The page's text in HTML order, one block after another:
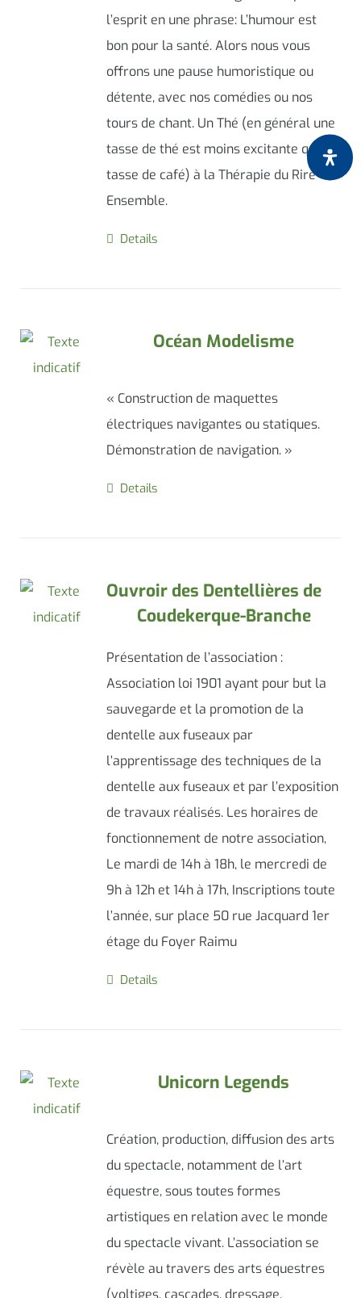
l’esprit en une phrase: L’humour est
bon pour la santé. Alors nous vous
offrons une pause humoristique ou
détente, avec nos comédies ou nos
tours de chant. Un Thé (en général une
tasse de thé est moins excitante qu’une
tasse de café) à la Thérapie du Rire
Ensemble.
Details
Océan Modelisme
« Construction de maquettes
électriques navigantes ou statiques.
Démonstration de navigation. »
Details
Ouvroir des Dentellières de
Coudekerque-Branche
Présentation de l’association :
Association loi 1901 ayant pour but la
sauvegarde et la promotion de la
dentelle aux fuseaux par
l’apprentissage des techniques de la
dentelle aux fuseaux et par l’exposition
de travaux réalisés. Les horaires de
fonctionnement de notre association,
Le mardi de 14h à 18h, le mercredi de
9h à 12h et 14h à 17h, Inscriptions toute
l’année, sur place 50 rue Jacquard 1er
étage du Foyer Raimu
Details
Unicorn Legends
Création, production, diffusion des arts
du spectacle, notamment de l’art
équestre, sous toutes formes
artistiques en relation avec le monde
du spectacle vivant. L’association se
révèle au travers des arts équestres
(voltiges, cascades, dressage,